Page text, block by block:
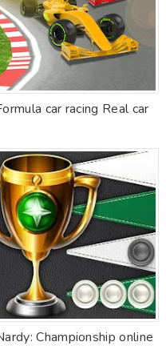
car racing Real car
Championship online